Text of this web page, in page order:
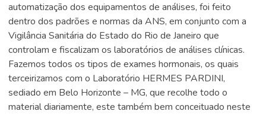
automatização dos equipamentos de análises, foi feito
dentro dos padrões e normas da ANS, em conjunto com a
Vigilância Sanitária do Estado do Rio de Janeiro que
controlam e fiscalizam os laboratórios de análises clínicas.
Fazemos todos os tipos de exames hormonais, os quais
terceirizamos com o Laboratório HERMES PARDINI,
sediado em Belo Horizonte – MG, que recolhe todo o
material diariamente, este também bem conceituado neste